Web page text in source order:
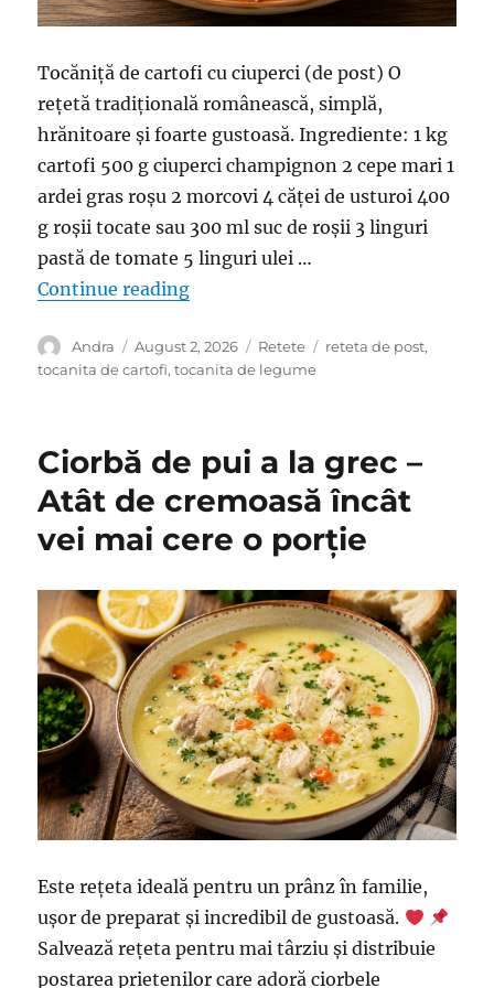
Tocăniță de cartofi cu ciuperci (de post) O
rețetă tradițională românească, simplă,
hrănitoare și foarte gustoasă. Ingrediente: 1 kg
cartofi 500 g ciuperci champignon 2 cepe mari 1
ardei gras roșu 2 morcovi 4 căței de usturoi 400
g roșii tocate sau 300 ml suc de roșii 3 linguri
pastă de tomate 5 linguri ulei …
Continue reading“Tocăniță de cartofi cu ciuperci –
Author
Andra
Posted
on
August 2, 2026 Categories
Retete Tags
reteta de post,
tocanita de cartofi,tocanita de legume
Ciorbă de pui a la grec –
Atât de cremoasă încât
vei mai cere o porție
Este rețeta ideală pentru un prânz în familie,
ușor de preparat și incredibil de gustoasă.
Salvează rețeta pentru mai târziu și distribuie
postarea prietenilor care adoră ciorbele